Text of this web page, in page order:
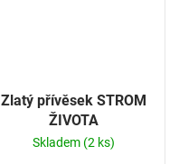
Zlatý přívěsek STROM
ŽIVOTA
Skladem (2 ks)